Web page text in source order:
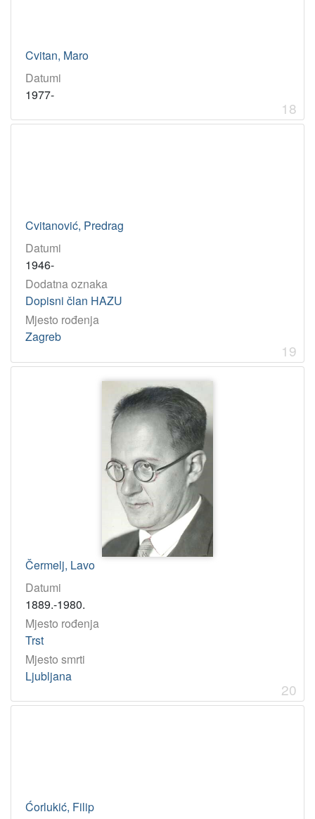
Cvitan, Maro
Datumi
1977-
18
Cvitanović, Predrag
Datumi
1946-
Dodatna oznaka
Dopisni član HAZU
Mjesto rođenja
Zagreb
19
Čermelj, Lavo
Datumi
1889.-1980.
Mjesto rođenja
Trst
Mjesto smrti
Ljubljana
20
Ćorlukić, Filip